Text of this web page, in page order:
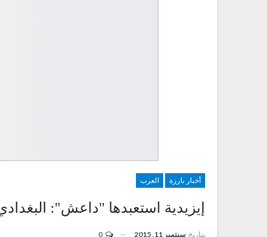
أخبار بارزة العرب
إيزيدية استعبدها "داعش":
بتاريخ سبتمبر 11, 2015